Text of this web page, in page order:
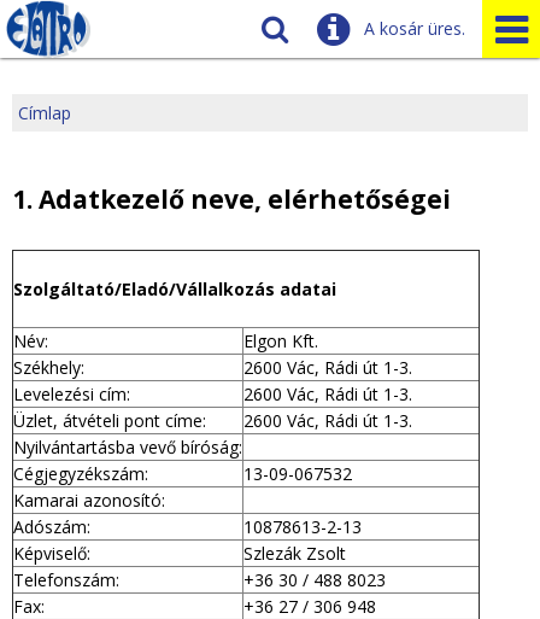
e
l
e
n
l
e
g
i
h
Címlap
1. Adatkezelő neve, elérhetőségei
Szolgáltató/Eladó/Vállalkozás adatai
Név:
Elgon Kft.
Székhely:
2600 Vác, Rádi út 1-3.
Levelezési cím:
2600 Vác, Rádi út 1-3.
Üzlet, átvételi pont címe:
2600 Vác, Rádi út 1-3.
Nyilvántartásba vevő bíróság:
Cégjegyzékszám:
13-09-067532
Kamarai azonosító:
Adószám:
10878613-2-13
Képviselő:
Szlezák Zsolt
Telefonszám:
+36 30 / 488 8023
Fax:
+36 27 / 306 948
A kosár üres.